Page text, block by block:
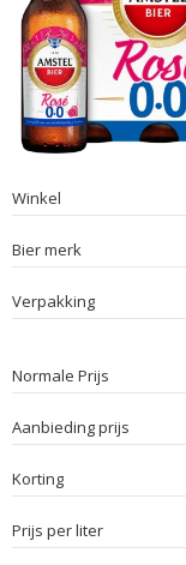
Winkel
Bier merk
Verpakking
Normale Prijs
Aanbieding prijs
Korting
Prijs per liter